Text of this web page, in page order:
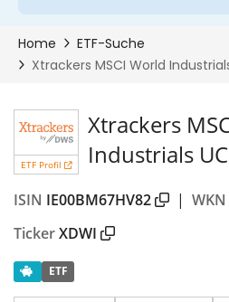
ETF Profil
Xtrackers
Industrials
ISIN IE00BM67HV82 | WKN
TickerXDWI
ETF